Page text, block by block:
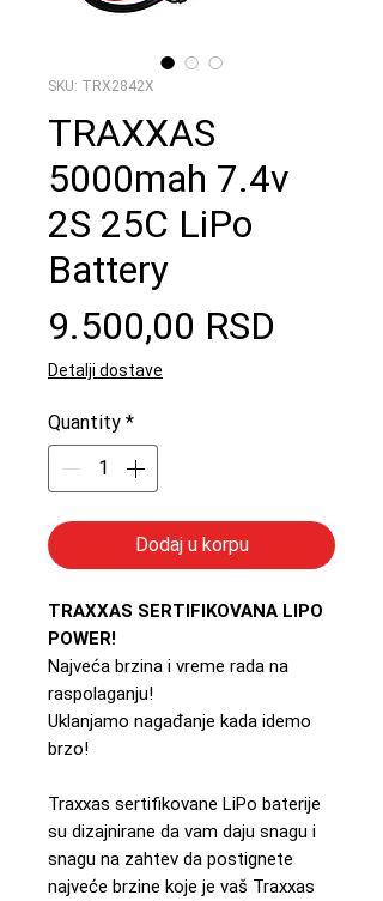
SKU: TRX2842X
TRAXXAS
5000mah 7.4v
2S 25C LiPo
Battery
9.500,00 RSD
Detalji dostave
Quantity *
Dodaj u korpu
TRAXXAS SERTIFIKOVANA LIPO
POWER!
Najveća brzina i vreme rada na
raspolaganju!
Uklanjamo nagađanje kada idemo
brzo!
Traxxas sertifikovane LiPo baterije
su dizajnirane da vam daju snagu i
snagu na zahtev da postignete
najveće brzine koje je vaš Traxxas